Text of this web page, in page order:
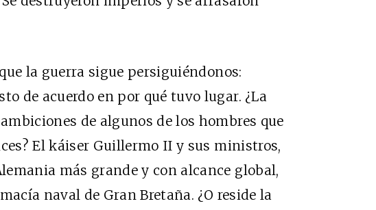
la guerra sigue persiguiéndonos:
de acuerdo en por qué tuvo lugar. ¿La
de algunos de los hombres que
El káiser Guillermo II y sus ministros,
más grande y con alcance global,
naval de Gran Bretaña. ¿O reside la